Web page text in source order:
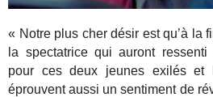
« Notre plus cher désir est qu’à la
la spectatrice qui auront
pour ces deux jeunes exilés et
éprouvent aussi un sentiment de